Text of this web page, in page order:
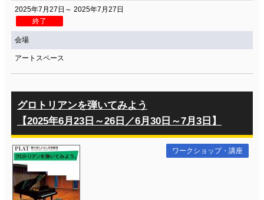
2025年7月27日～ 2025年7月27日
終了
会場
アートスペース
グロトリアンを弾いてみよう
【2025年6月23日～26日／6月30日～7月3日】
ワークショップ・講座